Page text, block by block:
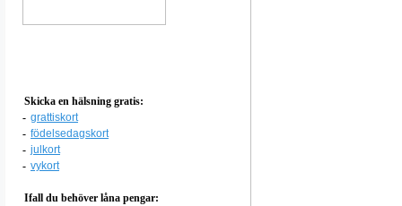
Skicka en hälsning gratis:
- grattiskort
- födelsedagskort
- julkort
- vykort
Ifall du behöver låna pengar: